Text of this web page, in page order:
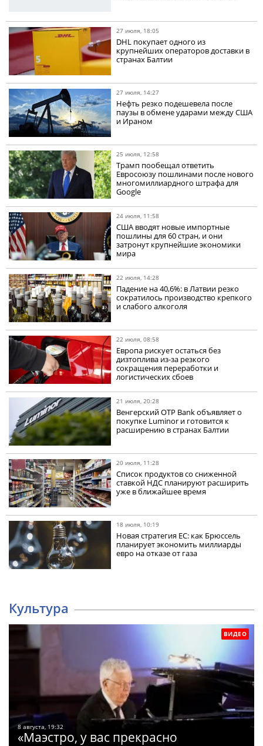
27 июля, 18:05
DHL покупает одного из
крупнейших операторов доставки в
странах Балтии
27 июля, 14:27
Нефть резко подешевела после
паузы в обмене ударами между США
и Ираном
25 июля, 12:58
Трамп пообещал ответить
Евросоюзу пошлинами после нового
многомиллиардного штрафа для
Google
24 июля, 11:58
США вводят новые импортные
пошлины для 60 стран, и они
затронут крупнейшие экономики
мира
22 июля, 14:28
Падение на 40,6%: в Латвии резко
сократилось производство крепкого
и слабого алкоголя
22 июля, 08:58
Европа рискует остаться без
дизтоплива из-за резкого
сокращения переработки и
логистических сбоев
21 июля, 20:28
Венгерский OTP Bank объявляет о
покупке Luminor и готовится к
расширению в странах Балтии
20 июля, 11:28
Список продуктов со сниженной
ставкой НДС планируют расширить
уже в ближайшее время
18 июля, 10:19
Новая стратегия ЕС: как Брюссель
планирует экономить миллиарды
евро на отказе от газа
Культура
ВИДЕО
8 августа, 19:32
«Маэстро, у вас прекрасно